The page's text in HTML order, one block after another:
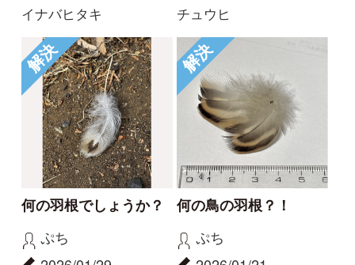
何の羽根でしょうか？
ぷち
2026/01/29
1
マガモ
何の鳥の羽根？！
ぷち
2026/01/21
マガモ
解決 解決